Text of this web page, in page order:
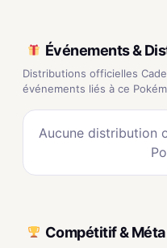
Événements &
Distributions officielles
événements liés à ce
Aucune distribution
Compétitif & Méta